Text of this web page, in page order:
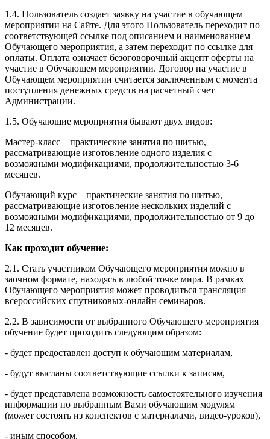
1.4. Пользователь создает заявку на участие в обучающем
мероприятии на Сайте. Для этого Пользователь переходит по
соответствующей ссылке под описанием и наименованием
Обучающего мероприятия, а затем переходит по ссылке для
оплаты. Оплата означает безоговорочный акцепт оферты на
участие в Обучающем мероприятии. Договор на участие в
Обучающем мероприятии считается заключенным с момента
поступления денежных средств на расчетный счет
Администрации.
1.5. Обучающие мероприятия бывают двух видов:
Мастер-класс – практические занятия по шитью,
рассматривающие изготовление одного изделия с
возможными модификациями, продолжительностью 3-6
месяцев.
Обучающий курс – практические занятия по шитью,
рассматривающие изготовление нескольких изделий с
возможными модификациями, продолжительностью от 9 до
12 месяцев.
Как проходит обучение:
2.1. Стать участником Обучающего мероприятия можно в
заочном формате, находясь в любой точке мира. В рамках
Обучающего мероприятия может проводиться трансляция
всероссийских спутниковых-онлайн семинаров.
2.2. В зависимости от выбранного Обучающего мероприятия
обучение будет проходить следующим образом:
- будет предоставлен доступ к обучающим материалам,
- будут высланы соответствующие ссылки к записям,
- будет представлена возможность самостоятельного изучения
информации по выбранным Вами обучающим модулям
(может состоять из конспектов с материалами, видео-уроков),
- иным способом.